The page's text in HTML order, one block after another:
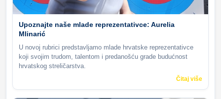
Upoznajte naše mlade reprezentativce: Aurelia
Mlinarić
U novoj rubrici predstavljamo mlade hrvatske reprezentativce
koji svojim trudom, talentom i predanošću grade budućnost
hrvatskog streličarstva.
Čitaj više